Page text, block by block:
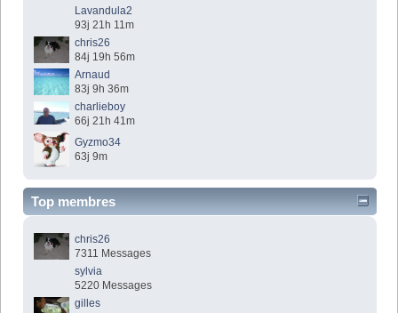
Lavandula2
93j 21h 11m
chris26
84j 19h 56m
Arnaud
83j 9h 36m
charlieboy
66j 21h 41m
Gyzmo34
63j 9m
Top membres
chris26
7311 Messages
sylvia
5220 Messages
gilles